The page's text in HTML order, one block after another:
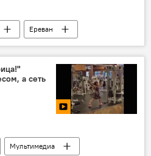
Ереван
столица
рейс
а сеть
Мультимедиа